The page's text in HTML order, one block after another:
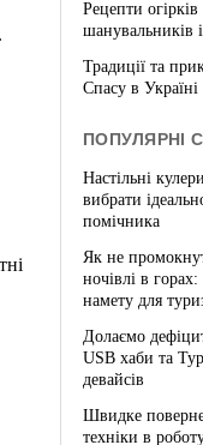
Рецепти
шанувальників
Традиції та
Спасу в Україні
ПОПУЛЯРНІ
Настільні
вибрати
помічника
Як не
ночівлі в
намету для
Долаємо
USB хаби та
девайсів
Швидке
техніки в